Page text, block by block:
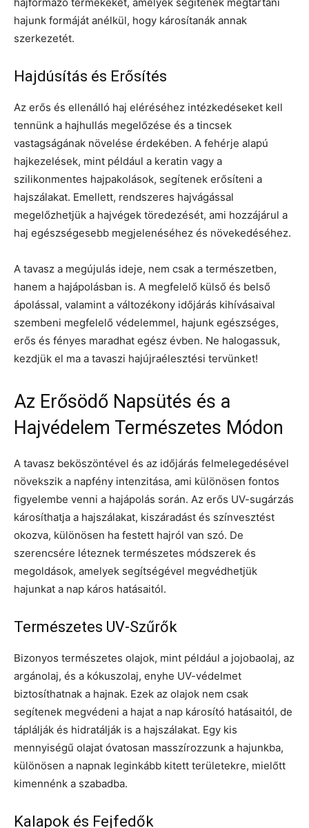
hajunk formáját anélkül, hogy károsítanák annak
szerkezetét.
Hajdúsítás és Erősítés
Az erős és ellenálló haj eléréséhez intézkedéseket kell
tennünk a hajhullás megelőzése és a tincsek
vastagságának növelése érdekében. A fehérje alapú
hajkezelések, mint például a keratin vagy a
szilikonmentes hajpakolások, segítenek erősíteni a
hajszálakat. Emellett, rendszeres hajvágással
megelőzhetjük a hajvégek töredezését, ami hozzájárul a
haj egészségesebb megjelenéséhez és növekedéséhez.
A tavasz a megújulás ideje, nem csak a természetben,
hanem a hajápolásban is. A megfelelő külső és belső
ápolással, valamint a változékony időjárás kihívásaival
szembeni megfelelő védelemmel, hajunk egészséges,
erős és fényes maradhat egész évben. Ne halogassuk,
kezdjük el ma a tavaszi hajújraélesztési tervünket!
Az Erősödő Napsütés és a
Hajvédelem Természetes Módon
A tavasz beköszöntével és az időjárás felmelegedésével
növekszik a napfény intenzitása, ami különösen fontos
figyelembe venni a hajápolás során. Az erős UV-sugárzás
károsíthatja a hajszálakat, kiszáradást és színvesztést
okozva, különösen ha festett hajról van szó. De
szerencsére léteznek természetes módszerek és
megoldások, amelyek segítségével megvédhetjük
hajunkat a nap káros hatásaitól.
Természetes UV-Szűrők
Bizonyos természetes olajok, mint például a jojobaolaj, az
argánolaj, és a kókuszolaj, enyhe UV-védelmet
biztosíthatnak a hajnak. Ezek az olajok nem csak
segítenek megvédeni a hajat a nap károsító hatásaitól, de
táplálják és hidratálják is a hajszálakat. Egy kis
mennyiségű olajat óvatosan masszírozzunk a hajunkba,
különösen a napnak leginkább kitett területekre, mielőtt
kimennénk a szabadba.
Kalapok és Fejfedők